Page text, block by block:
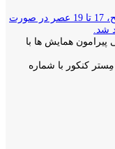
زمان های پاسخگویی: ساعت 10 تا 12 صبح، 17 تا 19 عصر در صورت
شد.
همایش ها با
کنکور با شماره